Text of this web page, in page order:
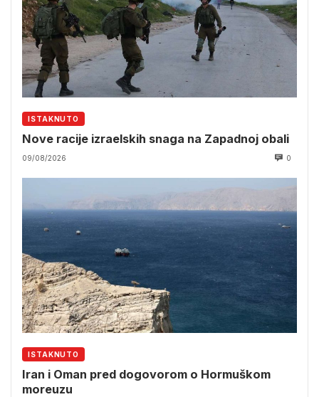
ISTAKNUTO
Nove racije izraelskih snaga na Zapadnoj obali
09/08/2026 0
ISTAKNUTO
Iran i Oman pred dogovorom o Hormuškom
moreuzu